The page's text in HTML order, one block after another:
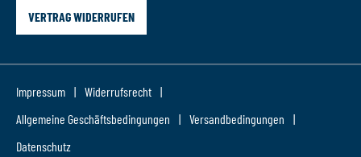
VERTRAG WIDERRUFEN
Impressum
Widerrufsrecht
Allgemeine Geschäftsbedingungen
Versandbedingungen
Datenschutz